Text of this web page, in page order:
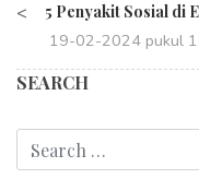
< 5 Penyakit Sosial di
19-02-2024 pukul
SEARCH